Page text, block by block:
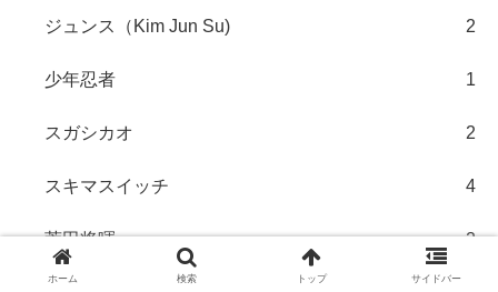
ジュンス（Kim Jun Su) 2
少年忍者 1
スガシカオ 2
スキマスイッチ 4
菅田将暉 2
ホーム 検索 トップ サイドバー